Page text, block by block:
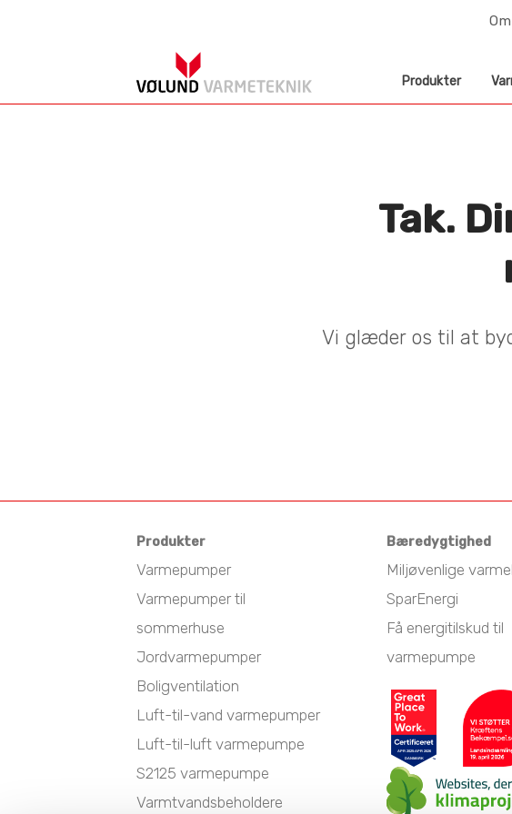
Produkter
Tak.
Vi glæder os til at
Produkter
Varmepumper
Varmepumper til
sommerhuse
Jordvarmepumper
Boligventilation
Luft-til-vand varmepumper
Luft-til-luft varmepumpe
S2125 varmepumpe
Varmtvandsbeholdere
Bæredygtighed
Miljøvenlige
SparEnergi
Få energitilskud til
varmepumpe